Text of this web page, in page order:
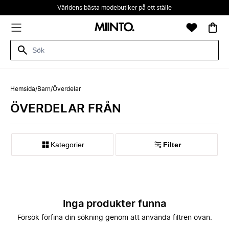
Världens bästa modebutiker på ett ställe
Hemsida/Barn/Överdelar
ÖVERDELAR FRÅN
Kategorier Filter
Inga produkter funna
Försök förfina din sökning genom att använda filtren ovan.